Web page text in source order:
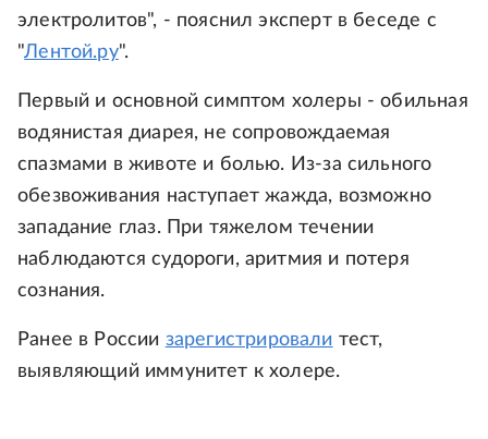
электролитов", - пояснил эксперт в беседе с
"Лентой.ру".
Первый и основной симптом холеры - обильная
водянистая диарея, не сопровождаемая
спазмами в животе и болью. Из-за сильного
обезвоживания наступает жажда, возможно
западание глаз. При тяжелом течении
наблюдаются судороги, аритмия и потеря
сознания.
Ранее в России зарегистрировали тест,
выявляющий иммунитет к холере.